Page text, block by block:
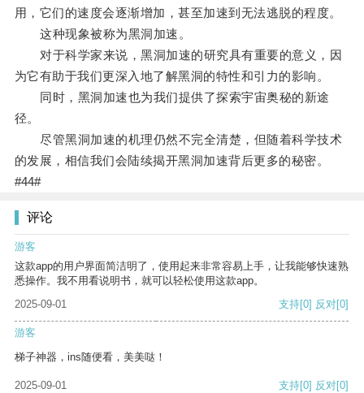
用，它们的速度会逐渐增加，甚至加速到无法逃脱的程度。
这种现象被称为黑洞加速。
对于科学家来说，黑洞加速的研究具有重要的意义，因
为它有助于我们更深入地了解黑洞的特性和引力的影响。
同时，黑洞加速也为我们提供了探索宇宙奥秘的新途
径。
尽管黑洞加速的机理仍然不完全清楚，但随着科学技术
的发展，相信我们会陆续揭开黑洞加速背后更多的秘密。
#44#
评论
游客
这款app的用户界面简洁明了，使用起来非常容易上手，让我能够快速熟
悉操作。我不用看说明书，就可以轻松使用这款app。
2025-09-01
支持[0] 反对[0]
游客
梯子神器，ins随便看，美美哒！
2025-09-01 支持[0] 反对[0]